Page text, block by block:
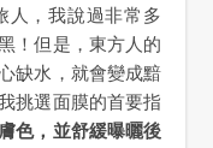
！但是，東方人的
缺水，就會變成黯
挑選面膜的首要指
色，並舒緩曝曬後